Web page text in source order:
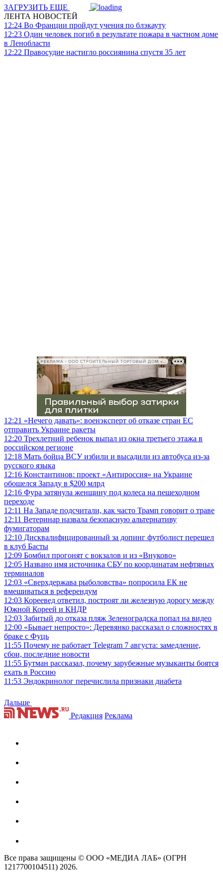
ЗАГРУЗИТЬ ЕЩЕ
ЛЕНТА НОВОСТЕЙ
12:24 Во Франции пройдут учения по блэкауту
12:23 Один человек погиб в результате пожара в частном доме
в Ленобласти
12:22 Правосудие настигло россиянина спустя 35 лет
12:21 «Нечего давать»: военэксперт об отказе стран ЕС
отправить Украине ракеты
12:20 Трехлетний ребенок выпал из окна третьего этажа в
российском регионе
12:18 Мать бойца ВСУ избили и высадили из автобуса из-за
русского языка
12:16 Константинов: проект «Антироссия» на Украине
обошелся Западу в $200 млрд
12:16 Фура затянула женщину под колеса на пешеходном
переходе
12:11 На Западе подсчитали, как часто Трамп говорит о траве
12:11 Ветеринар назвала безопасную альтернативу
фумигаторам
12:10 Дисквалифицированный за допинг футболист перешел
в клуб Басты
12:09 Бомбил прогонят с вокзалов и из «Внуково»
12:05 Названо имя источника СБУ по координатам нефтяных
терминалов
12:03 «Сверхдержава рыболовства» попросила ЕК не
вмешиваться в референдум
12:03 Кореевед ответил, построят ли железную дорогу между
Южной Кореей и КНДР
12:03 Забитый до отказа пляж Зеленоградска попал на видео
12:00 «Бывает непросто»: Деревянко рассказал о сложностях в
браке с Фуць
11:55 Почему не работает Telegram 7 августа: замедление,
сбои, последние новости
11:55 Бутман рассказал, почему зарубежные музыканты боятся
ехать в Россию
11:53 Эндокринолог перечислила признаки диабета
Дальше
Редакция Реклама
Все права защищены © ООО «МЕДИА ЛАБ» (ОГРН
1217700104511) 2026.